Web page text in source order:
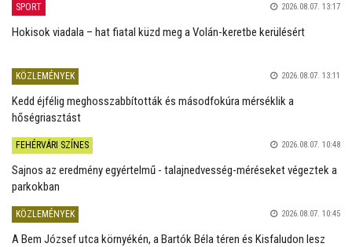
SPORT 2026.08.07. 13:17
Hokisok viadala – hat fiatal küzd meg a Volán-keretbe kerülésért
KÖZLEMÉNYEK 2026.08.07. 13:11
Kedd éjfélig meghosszabbították és másodfokúra mérséklik a
hőségriasztást
FEHÉRVÁRI SZÍNES 2026.08.07. 10:48
Sajnos az eredmény egyértelmű - talajnedvesség-méréseket végeztek a
parkokban
KÖZLEMÉNYEK 2026.08.07. 10:45
A Bem József utca környékén, a Bartók Béla téren és Kisfaludon lesz